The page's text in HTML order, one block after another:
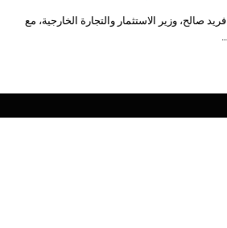
صالح، وزير الاستثمار والتجارة الخارجية، مع